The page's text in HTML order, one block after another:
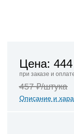
Цена: 444
при заказе и
457 ₽/штука
Описание и